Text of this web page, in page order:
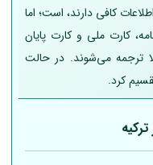
کافی دارند، است؛ اما
کارت ملی و کارت پایان
ترجمه می‌شوند. در حالت
کرد.